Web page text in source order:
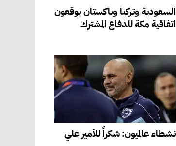
السعودية وتركيا وباكستان يوقعون
اتفاقية مكة للدفاع المشترك
نشطاء عالميون: شكراً للأمير علي